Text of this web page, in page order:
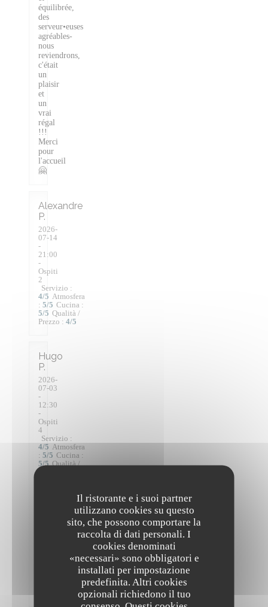
Il ristorante e i suoi partner
utilizzano cookies su questo
sito, che possono comportare la
raccolta di dati personali. I
cookies denominati
«necessari» sono obbligatori e
installati per impostazione
predefinita. Altri cookies
opzionali richiedono il tuo
équilibrée,
des
serveur•euses
agréables-
nous
reviendrons,
c'était
un
plaisir
et
un
vrai
régal
!!!
Merci
pour
l'accueil
🤗
Alexandre
P
2026-
07-14
-
21:00
-
Ospiti
2
Servizio :
4/5 Atmosfera
: 5/5 Cucina :
5/5 Qualità /
Prezzo : 4/5
Hugo
P
2026-
07-03
-
12:30
-
Ospiti
4
Servizio :
4/5 Atmosfera
: 5/5 Cucina :
5/5 Qualità /
particulièrement